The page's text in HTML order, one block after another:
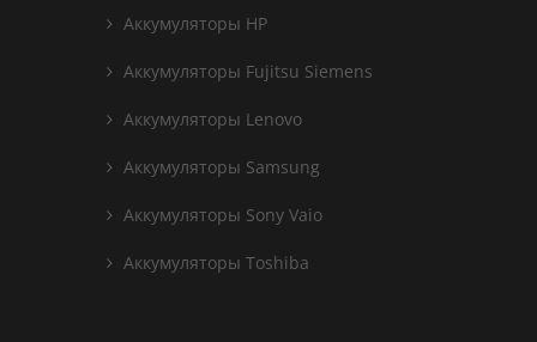
Аккумуляторы HP
Аккумуляторы Fujitsu Siemens
Аккумуляторы Lenovo
Аккумуляторы Samsung
Аккумуляторы Sony Vaio
Аккумуляторы Toshiba